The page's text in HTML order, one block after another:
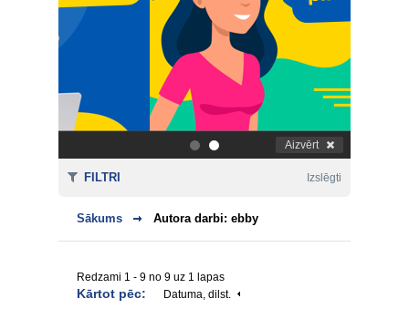
. Aizvērt
Sākums Autora darbi: ebby
Redzami 1 - 9 no 9 uz 1 lapas
Kārtot pēc: Datuma, dilst.
FILTRI Izslēgti